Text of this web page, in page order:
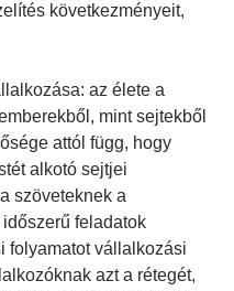
következményeit,
az élete a
mint sejtekből
attól függ, hogy
alkotó sejtjei
szöveteknek a
feladatok
folyamatot vállalkozási
azt a rétegét,